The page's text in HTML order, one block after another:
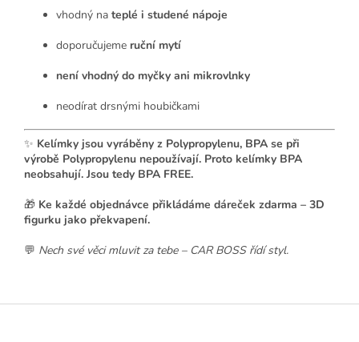
vhodný na teplé i studené nápoje
doporučujeme ruční mytí
není vhodný do myčky ani mikrovlnky
neodírat drsnými houbičkami
✨ Kelímky jsou vyráběny z Polypropylenu, BPA se při
výrobě Polypropylenu nepoužívají. Proto kelímky BPA
neobsahují. Jsou tedy BPA FREE.
🎁 Ke každé objednávce přikládáme dáreček zdarma – 3D
figurku jako překvapení.
💬 Nech své věci mluvit za tebe – CAR BOSS řídí styl.